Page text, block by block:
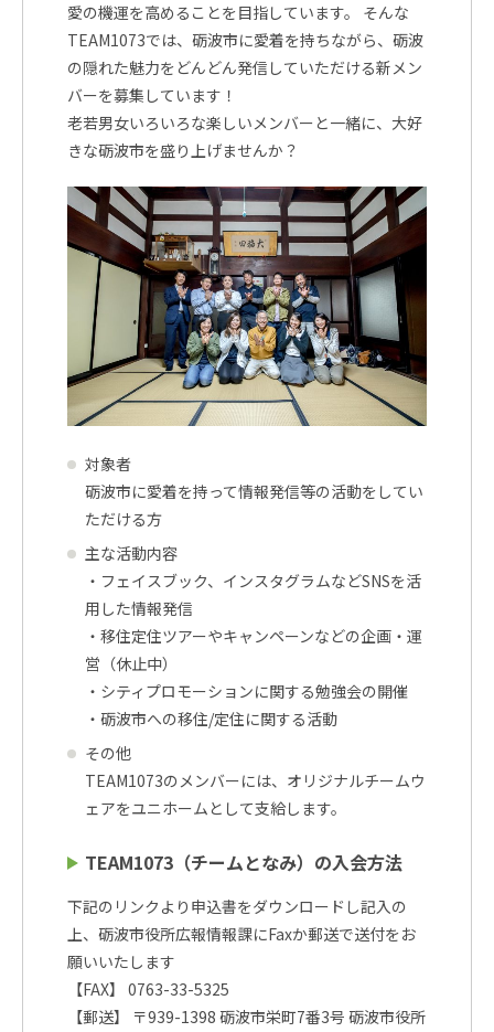
愛の機運を高めることを目指しています。 そんな
TEAM1073では、砺波市に愛着を持ちながら、砺波
の隠れた魅力をどんどん発信していただける新メン
バーを募集しています！
老若男女いろいろな楽しいメンバーと一緒に、大好
きな砺波市を盛り上げませんか？
対象者
砺波市に愛着を持って情報発信等の活動をしてい
ただける方
主な活動内容
・フェイスブック、インスタグラムなどSNSを活
用した情報発信
・移住定住ツアーやキャンペーンなどの企画・運
営（休止中）
・シティプロモーションに関する勉強会の開催
・砺波市への移住/定住に関する活動
その他
TEAM1073のメンバーには、オリジナルチームウ
ェアをユニホームとして支給します。
TEAM1073（チームとなみ）の入会方法
下記のリンクより申込書をダウンロードし記入の
上、砺波市役所広報情報課にFaxか郵送で送付をお
願いいたします
【FAX】 0763-33-5325
【郵送】 〒939-1398 砺波市栄町7番3号 砺波市役所